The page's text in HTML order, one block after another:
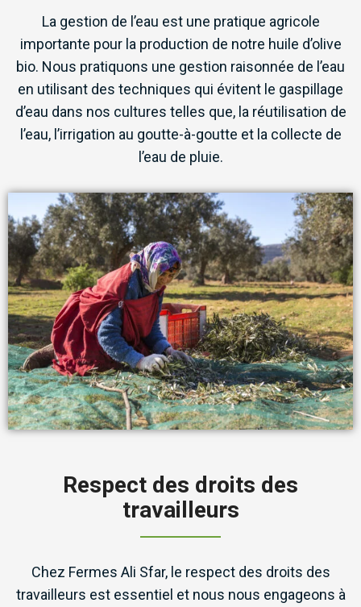
La gestion de l’eau est une pratique agricole
importante pour la production de notre huile d’olive
bio. Nous pratiquons une gestion raisonnée de l’eau
en utilisant des techniques qui évitent le gaspillage
d’eau dans nos cultures telles que, la réutilisation de
l’eau, l’irrigation au goutte-à-goutte et la collecte de
l’eau de pluie.
Respect des droits des
travailleurs
Chez Fermes Ali Sfar, le respect des droits des
travailleurs est essentiel et nous nous engageons à